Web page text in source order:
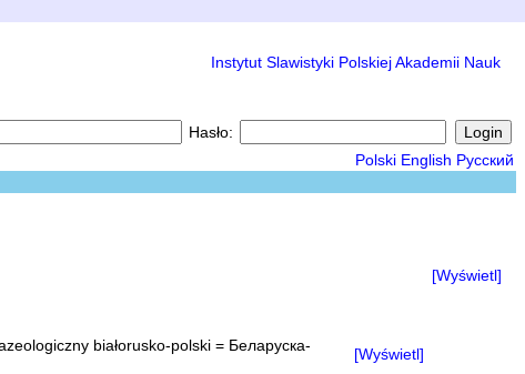
Instytut Slawistyki Polskiej Akademii Nauk
Hasło:
Polski English Русский
[Wyświetl]
białorusko-polski = Беларуска-
[Wyświetl]